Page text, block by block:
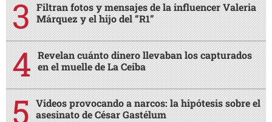
Filtran fotos y mensajes de la influencer Valeria
Márquez y el hijo del “R1”
Revelan cuánto dinero llevaban los capturados
en el muelle de La Ceiba
Videos provocando a narcos: la hipótesis sobre el
asesinato de César Gastélum